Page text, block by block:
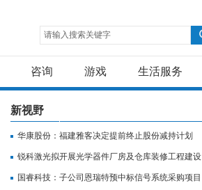
请输入搜索关键字
咨询 游戏 生活服务
新视野
华康股份：福建雅客决定提前终止股份减持计划
锐科激光拟开展光学器件厂房及仓库装修工程建设
国睿科技：子公司恩瑞特预中标信号系统采购项目